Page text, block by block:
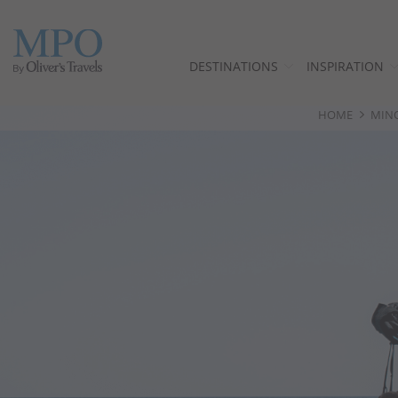
DESTINATIONS INSPIRATION
HOME